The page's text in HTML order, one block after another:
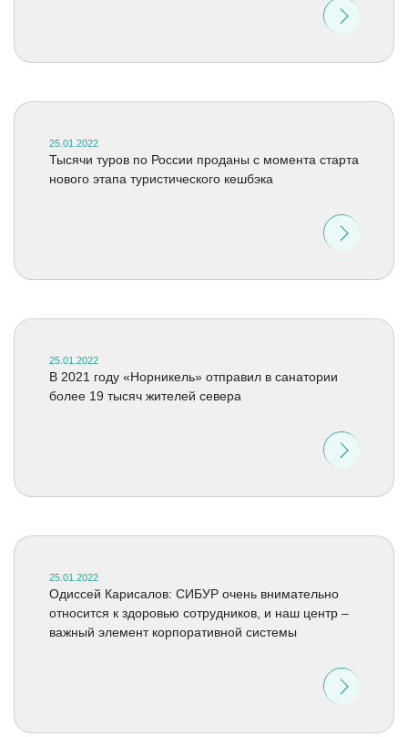
25.01.2022
Тысячи туров по России проданы с момента старта
нового этапа туристического кешбэка
25.01.2022
В 2021 году «Норникель» отправил в санатории
более 19 тысяч жителей севера
25.01.2022
Одиссей Карисалов: СИБУР очень внимательно
относится к здоровью сотрудников, и наш центр –
важный элемент корпоративной системы